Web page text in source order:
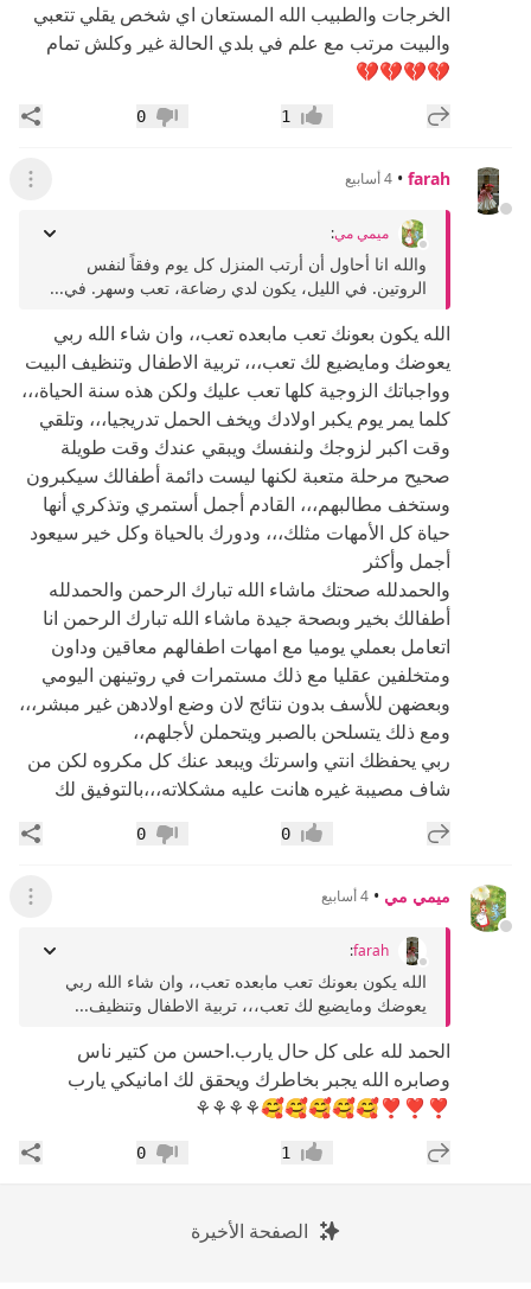
الخرجات والطبيب الله المستعان اي شخص يقلي تتعبي
والبيت مرتب مع علم في بلدي الحالة غير وكلش تمام
💔💔💔💔
إضافة رد جديد إعجاب1 عدم إعجاب
0
farah
• 4 أسابيع عرض
ميمي مي:
والله انا أحاول أن أرتب المنزل كل يوم وفقاً لنفس
الروتين. في الليل، يكون لدي رضاعة، تعب وسهر. في...
الله يكون بعونك تعب مابعده تعب،، وان شاء الله ربي
يعوضك ومايضيع لك تعب،،، تربية الاطفال وتنظيف البيت
وواجباتك الزوجية كلها تعب عليك ولكن هذه سنة الحياة،،،
كلما يمر يوم يكبر اولادك ويخف الحمل تدريجيا،،، وتلقي
وقت اكبر لزوجك ولنفسك ويبقي عندك وقت طويلة
صحيح مرحلة متعبة لكنها ليست دائمة أطفالك سيكبرون
وستخف مطالبهم،،، القادم أجمل أستمري وتذكري أنها
حياة كل الأمهات مثلك،،، ودورك بالحياة وكل خير سيعود
أجمل وأكثر
والحمدلله صحتك ماشاء الله تبارك الرحمن والحمدلله
أطفالك بخير وبصحة جيدة ماشاء الله تبارك الرحمن انا
اتعامل بعملي يوميا مع امهات اطفالهم معاقين وداون
ومتخلفين عقليا مع ذلك مستمرات في روتينهن اليومي
وبعضهن للأسف بدون نتائج لان وضع اولادهن غير مبشر،،،
ومع ذلك يتسلحن بالصبر ويتحملن لأجلهم،،
ربي يحفظك انتي واسرتك ويبعد عنك كل مكروه لكن من
شاف مصيبة غيره هانت عليه مشكلاته،،،بالتوفيق لك
إضافة رد جديد إعجاب0 عدم إعجاب
0
ميمي مي • 4 أسابيع عرض
farah
:
الله يكون بعونك تعب مابعده تعب،، وان شاء الله ربي
يعوضك ومايضيع لك تعب،،، تربية الاطفال وتنظيف...
الحمد لله على كل حال يارب.احسن من كتير ناس
وصابره الله يجبر بخاطرك ويحقق لك امانيكي يارب
❣️❣️❣️🥰🥰🥰🥰🥰⚘️⚘️⚘️⚘️
إضافة رد جديد إعجاب1 عدم إعجاب
0
الصفحة الأخيرة